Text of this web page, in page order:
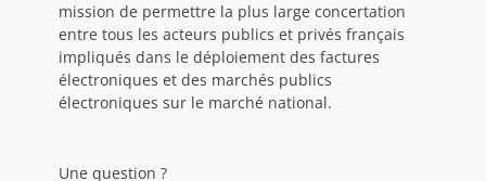
mission de permettre la plus large concertation
entre tous les acteurs publics et privés français
impliqués dans le déploiement des factures
électroniques et des marchés publics
électroniques sur le marché national.
Une question ?